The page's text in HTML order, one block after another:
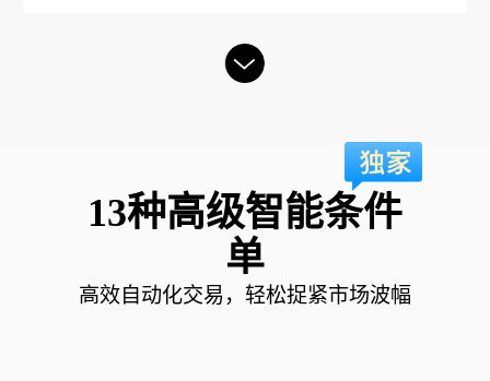
13种高级智能条件
单
高效自动化交易，轻松捉紧市场波幅